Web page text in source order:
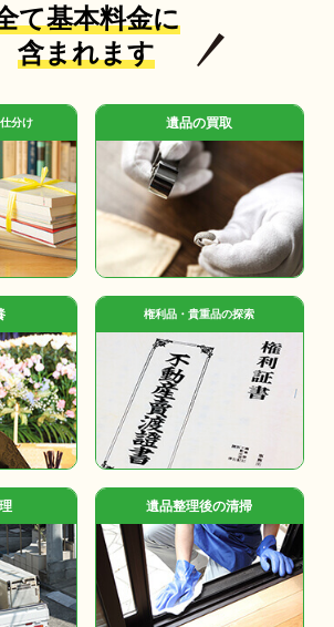
て基本料金に
含まれます
分け 遺品の買取
権利品・貴重品の探索
遺品整理後の清掃